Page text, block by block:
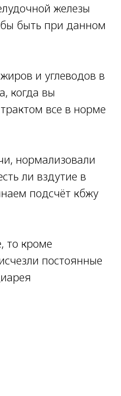
железы
быть при данном
и углеводов в
когда вы
все в норме
нормализовали
ли вздутие в
подсчёт кбжу
то кроме
постоянные